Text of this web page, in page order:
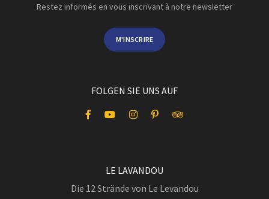
Restez informés en vous inscrivant à notre newsletter
M'INSCRIRE
FOLGEN SIE UNS AUF
LE LAVANDOU
Die 12 Strände von Le Levandou